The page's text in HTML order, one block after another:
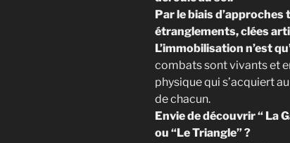
Par le biais
étranglements, clées
L’immobilisation n’est
combats sont vivants et
physique qui s’acquiert
de chacun.
Envie de découvrir “ La
ou “Le Triangle” ?